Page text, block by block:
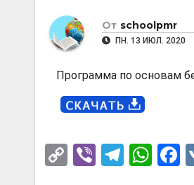
От schoolpmr
ПН. 13 ИЮЛ. 2020
Программа по основам
C
Vi T
W F